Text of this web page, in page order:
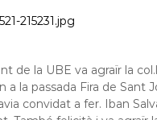
r
e
g
a
de la UBE va agraïr la
a la passada Fira de Sant
convidat a fer. Iban